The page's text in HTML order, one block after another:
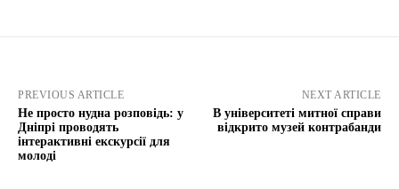
PREVIOUS ARTICLE
Не просто нудна розповідь: у
Дніпрі проводять
інтерактивні екскурсії для
молоді
NEXT ARTICLE
В університеті митної справи
відкрито музей контрабанди